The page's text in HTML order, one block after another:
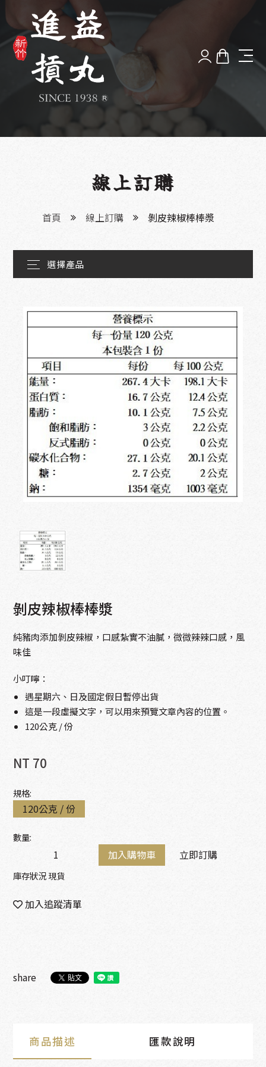
品牌故事
最新消息
服務據點
線上訂購
聯絡我們
線上訂購
首頁 線上訂購 剝皮辣椒棒棒漿
剝皮辣椒棒棒漿
純豬肉添加剝皮辣椒，口感紮實不油膩，微微辣辣口感，風
味佳
小叮嚀：
遇星期六、日及國定假日暫停出貨
這是一段虛擬文字，可以用來預覽文章內容的位置。
120公克 / 份
NT 70
規格:
120公克 / 份
數量:
加入購物車 立即訂購
庫存狀況 現貨
加入追蹤清單
share
商品描述 匯款說明